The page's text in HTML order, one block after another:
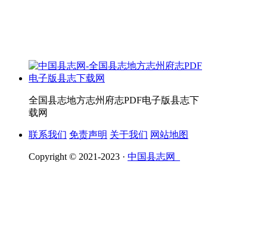
全国县志地方志州府志PDF电子版县志下
载网
联系我们 免责声明 关于我们 网站地图
Copyright © 2021-2023 · 中国县志网